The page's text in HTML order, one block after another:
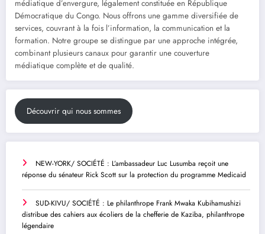
médiatique d’envergure, légalement constituée en République
Démocratique du Congo. Nous offrons une gamme diversifiée de
services, couvrant à la fois l’information, la communication et la
formation. Notre groupe se distingue par une approche intégrée,
combinant plusieurs canaux pour garantir une couverture
médiatique complète et de qualité.
Découvrir qui nous sommes
NEW-YORK/ SOCIÉTÉ : L’ambassadeur Luc Lusumba reçoit une
réponse du sénateur Rick Scott sur la protection du programme Medicaid
SUD-KIVU/ SOCIÉTÉ : Le philanthrope Frank Mwaka Kubihamushizi
distribue des cahiers aux écoliers de la chefferie de Kaziba, philanthrope
légendaire